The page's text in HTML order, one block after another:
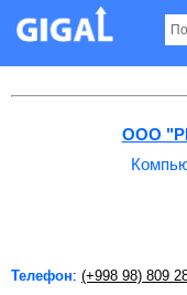
Компьютерные
OOO
Телефон: (+998 98) 809